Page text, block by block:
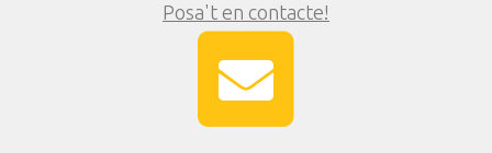
Posa't en contacte!